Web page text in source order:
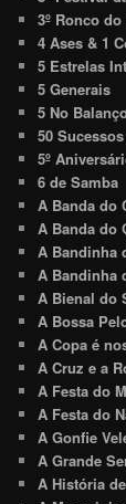
3º Ronco
4 Ases & 1
5 Estrelas
5 Generais
5 No
50
5º
6 de Samba
A Banda do
A Banda do
A Bandinha
A Bandinha
A Bienal do
A Bossa
A Copa é
A Cruz e a
A Festa do
A Festa do
A Gonfie
A Grande
A História